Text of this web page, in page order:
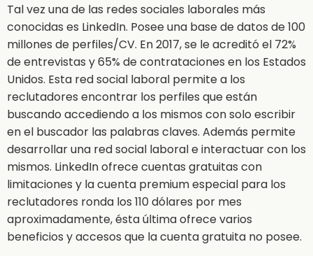
Tal vez una de las redes sociales laborales más
conocidas es LinkedIn. Posee una base de datos de 100
millones de perfiles/CV. En 2017, se le acreditó el 72%
de entrevistas y 65% de contrataciones en los Estados
Unidos. Esta red social laboral permite a los
reclutadores encontrar los perfiles que están
buscando accediendo a los mismos con solo escribir
en el buscador las palabras claves. Además permite
desarrollar una red social laboral e interactuar con los
mismos. LinkedIn ofrece cuentas gratuitas con
limitaciones y la cuenta premium especial para los
reclutadores ronda los 110 dólares por mes
aproximadamente, ésta última ofrece varios
beneficios y accesos que la cuenta gratuita no posee.